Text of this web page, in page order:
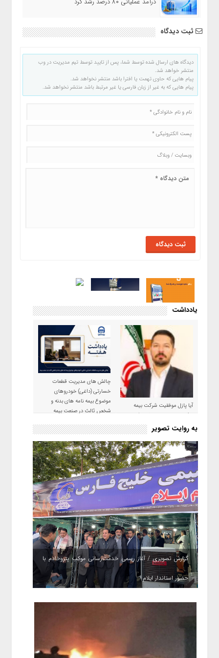
ثبت دیدگاه
دیدگاه های ارسال شده توسط شما، پس از تایید توسط تیم مدیریت در وب
منتشر خواهد شد.
پیام هایی که حاوی تهمت یا افترا باشد منتشر نخواهد شد.
پیام هایی که به غیر از زبان فارسی یا غیر مرتبط باشد منتشر نخواهد شد.
یادداشت
آیا پازل موفقیت شرکت بیمه
حکمت صبا در سال ۱۴۰۵ کامل می
شود؟!
چالش های مدیریت قطعات
خسارتی (داغی) خودروهای
موضوع بیمه نامه های بدنه و
شخص ثالث در صنعت بیمه
به روایت تصویر
گزارش تصویری / آغاز رسمی خدمت‌رسانی موکب پتروخادم با
حضور استاندار ایلام